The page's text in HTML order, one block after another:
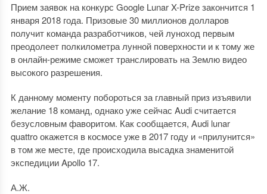
Прием заявок на конкурс Google Lunar X-Prize закончится 1
января 2018 года. Призовые 30 миллионов долларов
получит команда разработчиков, чей луноход первым
преодолеет полкилометра лунной поверхности и к тому же
в онлайн-режиме сможет транслировать на Землю видео
высокого разрешения.
К данному моменту побороться за главный приз изъявили
желание 18 команд, однако уже сейчас Audi считается
безусловным фаворитом. Как сообщается, Audi lunar
quattro окажется в космосе уже в 2017 году и «прилунится»
в том же месте, где происходила высадка знаменитой
экспедиции Apollo 17.
А.Ж.